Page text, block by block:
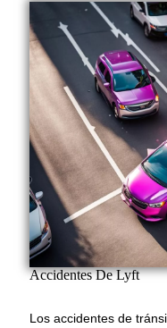
Accidentes De Lyft
Los accidentes de